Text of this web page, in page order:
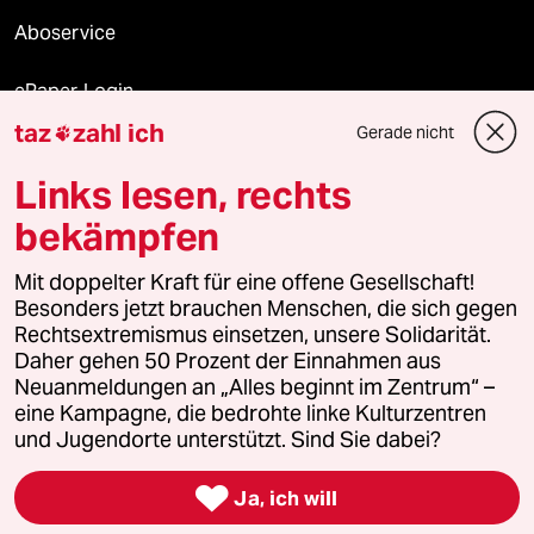
Aboservice
ePaper Login
Downloads für Abonnierende
© 2026 taz Verlags und Vertriebs GmbH
Alle Rechte vorbehalten. Bei rechtlichen Fragen oder für Genehmigungen
wenden Sie sich bitte an
lizenzen@taz.de
Feedback Redaktionsstatut Kommune-Richtlinien
Leitlinie Informant Datenschutz Impressum AGB
Seitenwende Einwilligungen widerrufen (Ads)
taz zahl ich Gerade nicht
Links lesen, rechts
bekämpfen
Mit doppelter Kraft für eine offene Gesellschaft!
Besonders jetzt brauchen Menschen, die sich gegen
Rechtsextremismus einsetzen, unsere Solidarität.
Daher gehen 50 Prozent der Einnahmen aus
Neuanmeldungen an „Alles beginnt im Zentrum“ –
eine Kampagne, die bedrohte linke Kulturzentren
und Jugendorte unterstützt. Sind Sie dabei?
 Ja, ich will